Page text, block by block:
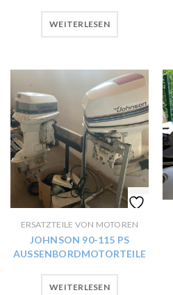
WEITERLESEN
ERSATZTEILE VON MOTOREN
JOHNSON 90-115 PS
AUSSENBORDMOTORTEILE
WEITERLESEN